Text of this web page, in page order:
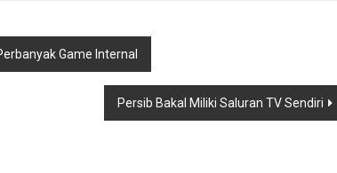
Game Internal
Persib Bakal Miliki Saluran TV Sendiri